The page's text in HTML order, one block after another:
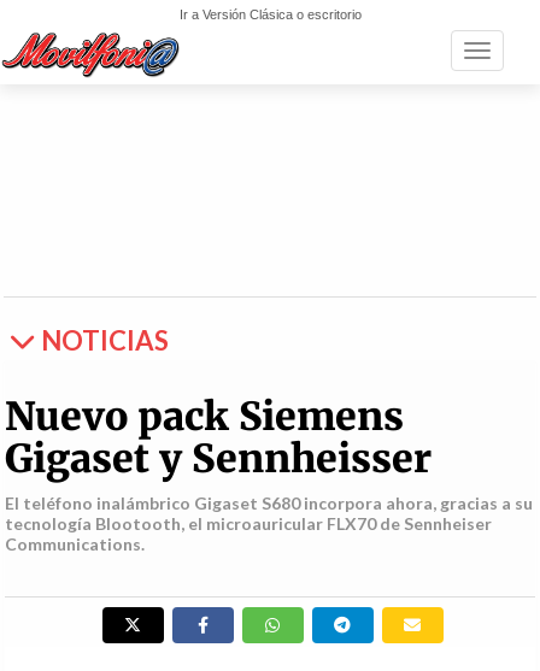
Ir a Versión Clásica o escritorio
Toggle
NOTICIAS
Nuevo pack Siemens
Gigaset y Sennheisser
El teléfono inalámbrico Gigaset S680 incorpora ahora, gracias a su
tecnología Blootooth, el microauricular FLX70 de Sennheiser
Communications.